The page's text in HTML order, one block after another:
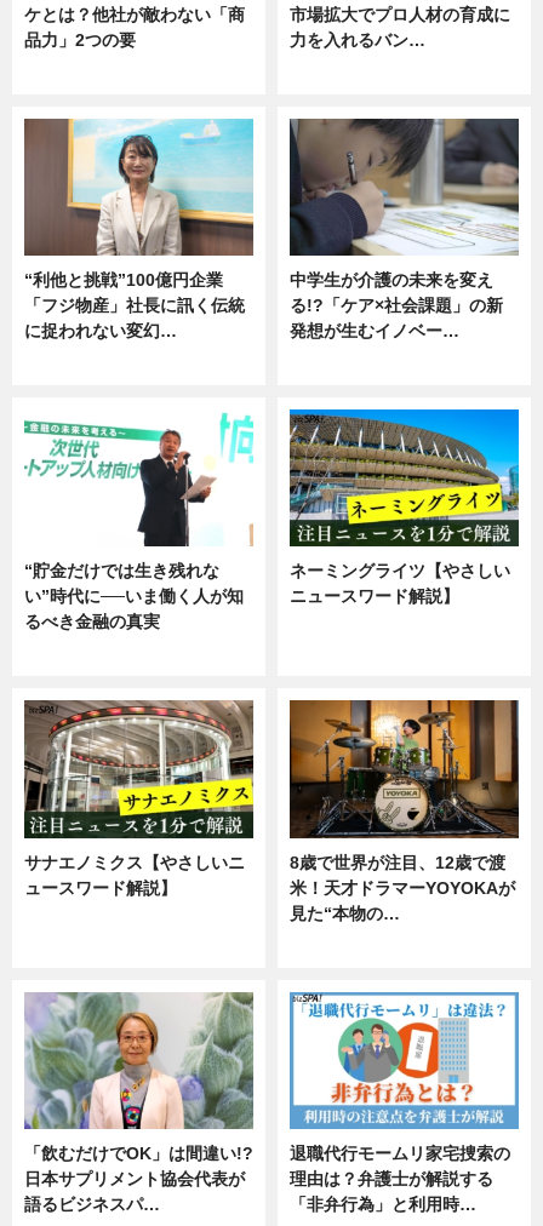
ケとは？他社が敵わない「商
品力」2つの要
市場拡大でプロ人材の育成に
力を入れるバン…
“利他と挑戦”100億円企業
「フジ物産」社長に訊く伝統
に捉われない変幻…
中学生が介護の未来を変え
る!?「ケア×社会課題」の新
発想が生むイノベー…
“貯金だけでは生き残れな
い”時代に──いま働く人が知
るべき金融の真実
ネーミングライツ【やさしい
ニュースワード解説】
サナエノミクス【やさしいニ
ュースワード解説】
8歳で世界が注目、12歳で渡
米！天才ドラマーYOYOKAが
見た“本物の…
「飲むだけでOK」は間違い!?
日本サプリメント協会代表が
語るビジネスパ…
退職代行モームリ家宅捜索の
理由は？弁護士が解説する
「非弁行為」と利用時…